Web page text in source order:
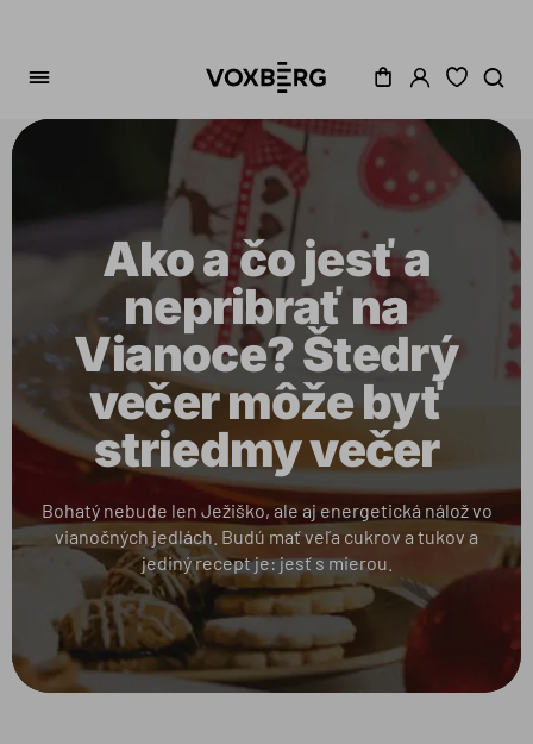
Ako a čo jesť a
nepribrať na
Vianoce? Štedrý
večer môže byť
striedmy večer
Bohatý nebude len Ježiško, ale aj energetická nálož vo
vianočných jedlách. Budú mať veľa cukrov a tukov a
jediný recept je: jesť s mierou.